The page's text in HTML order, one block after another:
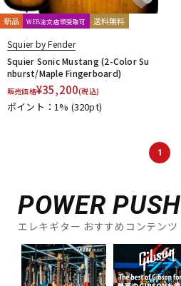
新品 WEB注文店頭受取可 送料無料
Squier by Fender
Squier Sonic Mustang (2-Color Su
nburst/Maple Fingerboard)
販売価格¥35,200(税込)
ポイント：1% (320pt)
1
POWER PUSH
エレキギター おすすめコンテンツ